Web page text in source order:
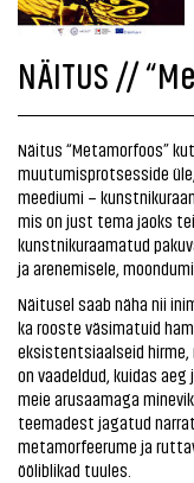
NÄITUS //
Näitus “Metamorfoos”
muutumisprotsesside
meediumi –
mis on just tema jaoks
kunstnikuraamatud
ja arenemisele,
Näitusel saab näha nii
ka rooste väsimatuid
eksistentsiaalseid
on vaadeldud, kuidas
meie arusaamaga
teemadest jagatud
metamorfeerume ja
ööliblikad tuules.